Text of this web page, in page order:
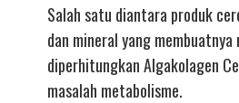
Salah satu diantara produk
dan mineral yang
diperhitungkan Algakolagen
masalah metabolisme.